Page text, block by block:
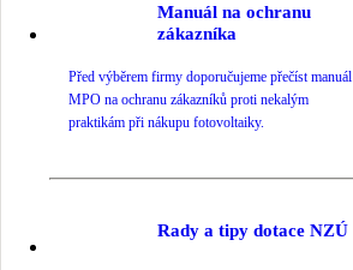
Manuál na ochranu
zákazníka
Před výběrem firmy doporučujeme přečíst manuál
MPO na ochranu zákazníků proti nekalým
praktikám při nákupu fotovoltaiky.
Rady a tipy dotace NZÚ